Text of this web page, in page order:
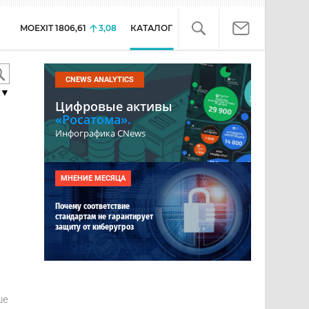
MOEXIT 1806,61 3,08 КАТАЛОГ
CNEWS ANALYTICS
Цифровые активы
«Росатома».
Инфографика CNews
МНЕНИЕ МЕСЯЦА
Почему соответствие
стандартам не гарантирует
защиту от киберугроз